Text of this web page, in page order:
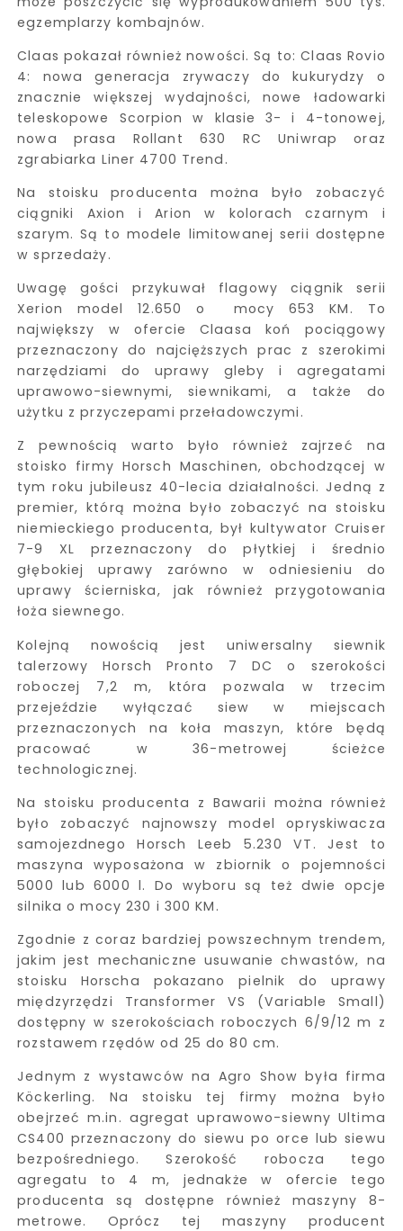
egzemplarzy kombajnów.
Claas pokazał również nowości. Są to: Claas Rovio
4: nowa generacja zrywaczy do kukurydzy o
znacznie większej wydajności, nowe ładowarki
teleskopowe Scorpion w klasie 3- i 4-tonowej,
nowa prasa Rollant 630 RC Uniwrap oraz
zgrabiarka Liner 4700 Trend.
Na stoisku producenta można było zobaczyć
ciągniki Axion i Arion w kolorach czarnym i
szarym. Są to modele limitowanej serii dostępne
w sprzedaży.
Uwagę gości przykuwał flagowy ciągnik serii
Xerion model 12.650 o mocy 653 KM. To
największy w ofercie Claasa koń pociągowy
przeznaczony do najcięższych prac z szerokimi
narzędziami do uprawy gleby i agregatami
uprawowo-siewnymi, siewnikami, a także do
użytku z przyczepami przeładowczymi.
Z pewnością warto było również zajrzeć na
stoisko firmy Horsch Maschinen, obchodzącej w
tym roku jubileusz 40-lecia działalności. Jedną z
premier, którą można było zobaczyć na stoisku
niemieckiego producenta, był kultywator Cruiser
7-9 XL przeznaczony do płytkiej i średnio
głębokiej uprawy zarówno w odniesieniu do
uprawy ścierniska, jak również przygotowania
łoża siewnego.
Kolejną nowością jest uniwersalny siewnik
talerzowy Horsch Pronto 7 DC o szerokości
roboczej 7,2 m, która pozwala w trzecim
przejeździe wyłączać siew w miejscach
przeznaczonych na koła maszyn, które będą
pracować w 36-metrowej ścieżce
technologicznej.
Na stoisku producenta z Bawarii można również
było zobaczyć najnowszy model opryskiwacza
samojezdnego Horsch Leeb 5.230 VT. Jest to
maszyna wyposażona w zbiornik o pojemności
5000 lub 6000 l. Do wyboru są też dwie opcje
silnika o mocy 230 i 300 KM.
Zgodnie z coraz bardziej powszechnym trendem,
jakim jest mechaniczne usuwanie chwastów, na
stoisku Horscha pokazano pielnik do uprawy
międzyrzędzi Transformer VS (Variable Small)
dostępny w szerokościach roboczych 6/9/12 m z
rozstawem rzędów od 25 do 80 cm.
Jednym z wystawców na Agro Show była firma
Köckerling. Na stoisku tej firmy można było
obejrzeć m.in. agregat uprawowo-siewny Ultima
CS400 przeznaczony do siewu po orce lub siewu
bezpośredniego. Szerokość robocza tego
agregatu to 4 m, jednakże w ofercie tego
producenta są dostępne również maszyny 8-
metrowe. Oprócz tej maszyny producent